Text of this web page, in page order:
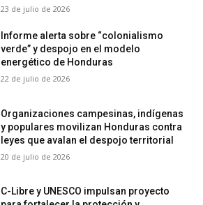
23 de julio de 2026
Informe alerta sobre “colonialismo
verde” y despojo en el modelo
energético de Honduras
22 de julio de 2026
Organizaciones campesinas, indígenas
y populares movilizan Honduras contra
leyes que avalan el despojo territorial
20 de julio de 2026
C-Libre y UNESCO impulsan proyecto